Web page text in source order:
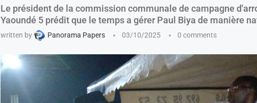
Le président de la commission communale de campagne
Yaoundé 5 prédit que le temps a gérer Paul Biya de manière
written by Panorama Papers 03/10/2025 0 comments